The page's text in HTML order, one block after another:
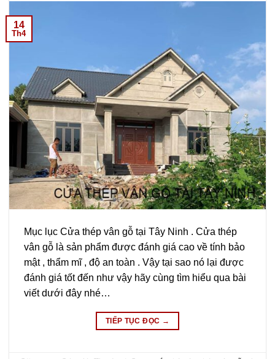
14
Th4
Mục lục Cửa thép vân gỗ tại Tây Ninh . Cửa thép
vân gỗ là sản phẩm được đánh giá cao về tính bảo
mật , thẩm mĩ , độ an toàn . Vậy tại sao nó lại được
đánh giá tốt đến như vậy hãy cùng tìm hiểu qua bài
viết dưới đây nhé…
TIẾP TỤC ĐỌC →